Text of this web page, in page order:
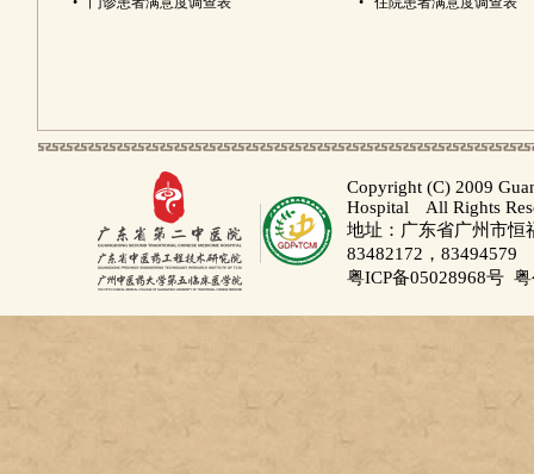
Copyright (C) 2009
Hospital All Rights
地址：广东省广州市
83482172，83494579
粤ICP备05028968号